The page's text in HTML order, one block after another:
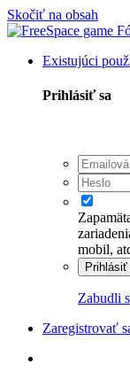
Skočiť na obsah
Existujúci
Prihlásiť sa
mobil,
Prihlásiť
Zabudli
Zaregistrovať